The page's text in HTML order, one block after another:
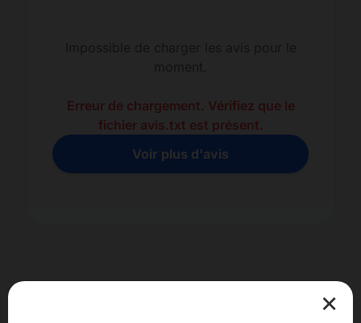
Erreur de chargement. Vérifiez que le
fichier avis.txt est présent.
Voir plus d'avis
×